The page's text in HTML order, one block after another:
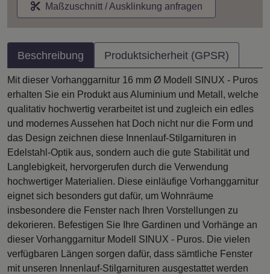
Maßzuschnitt / Ausklinkung anfragen
Beschreibung Produktsicherheit (GPSR)
Mit dieser Vorhanggarnitur 16 mm Ø Modell SINUX - Puros
erhalten Sie ein Produkt aus Aluminium und Metall, welche
qualitativ hochwertig verarbeitet ist und zugleich ein edles
und modernes Aussehen hat Doch nicht nur die Form und
das Design zeichnen diese Innenlauf-Stilgarnituren in
Edelstahl-Optik aus, sondern auch die gute Stabilität und
Langlebigkeit, hervorgerufen durch die Verwendung
hochwertiger Materialien. Diese einläufige Vorhanggarnitur
eignet sich besonders gut dafür, um Wohnräume
insbesondere die Fenster nach Ihren Vorstellungen zu
dekorieren. Befestigen Sie Ihre Gardinen und Vorhänge an
dieser Vorhanggarnitur Modell SINUX - Puros. Die vielen
verfügbaren Längen sorgen dafür, dass sämtliche Fenster
mit unseren Innenlauf-Stilgarnituren ausgestattet werden